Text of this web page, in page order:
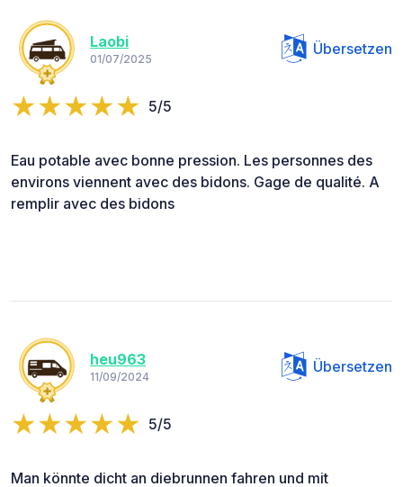
Laobi
01/07/2025
Übersetzen
5/5
Eau potable avec bonne pression. Les personnes des
environs viennent avec des bidons. Gage de qualité. A
remplir avec des bidons
heu963
11/09/2024
Übersetzen
5/5
Man könnte dicht an diebrunnen fahren und mit